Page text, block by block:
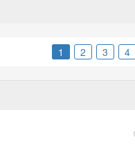
1 2 3 4